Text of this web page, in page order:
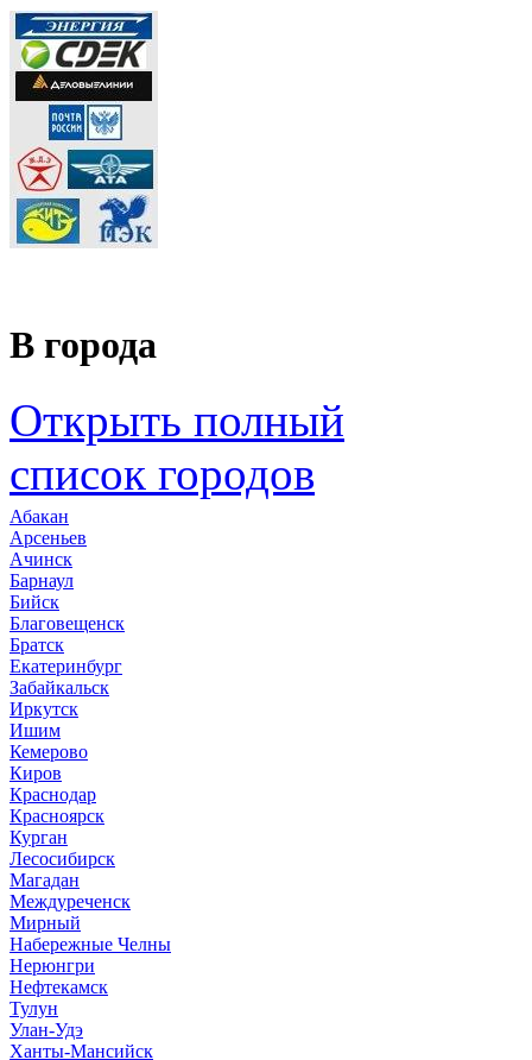
В города
Открыть полный
список городов
Абакан
Арсеньев
Ачинск
Барнаул
Бийск
Благовещенск
Братск
Екатеринбург
Забайкальск
Иркутск
Ишим
Кемерово
Киров
Краснодар
Красноярск
Курган
Лесосибирск
Магадан
Междуреченск
Мирный
Набережные Челны
Нерюнгри
Нефтекамск
Тулун
Улан-Удэ
Ханты-Мансийск